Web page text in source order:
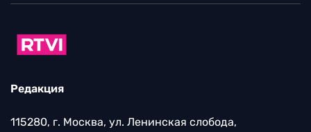
Редакция
115280, г. Москва, ул. Ленинская слобода,